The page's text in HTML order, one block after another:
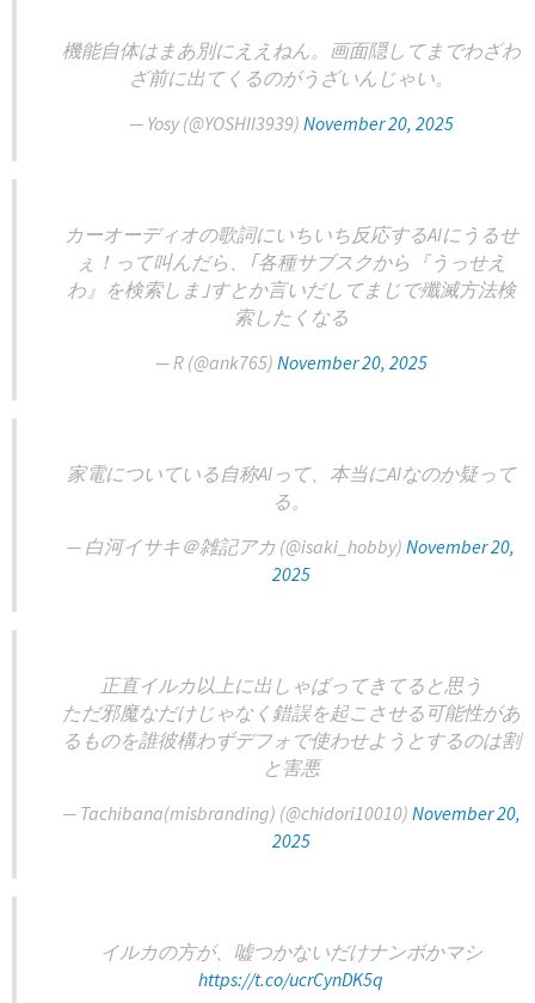
機能自体はまあ別にええねん。画面隠してまでわざわ
ざ前に出てくるのがうざいんじゃい。
— Yosy (@YOSHII3939) November 20, 2025
カーオーディオの歌詞にいちいち反応するAIにうるせ
ぇ！って叫んだら、｢各種サブスクから『うっせえ
わ』を検索しま｣すとか言いだしてまじで殲滅方法検
索したくなる
— R (@ank765) November 20, 2025
家電についている自称AIって、本当にAIなのか疑って
る。
— 白河イサキ＠雑記アカ (@isaki_hobby) November 20,
2025
正直イルカ以上に出しゃばってきてると思う
ただ邪魔なだけじゃなく錯誤を起こさせる可能性があ
るものを誰彼構わずデフォで使わせようとするのは割
と害悪
— Tachibana(misbranding) (@chidori10010) November 20,
2025
イルカの方が、嘘つかないだけナンボかマシ
https://t.co/ucrCynDK5q